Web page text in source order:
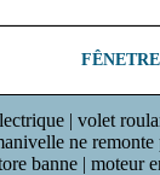
FÊNETRE
| volet
ne
banne | moteur